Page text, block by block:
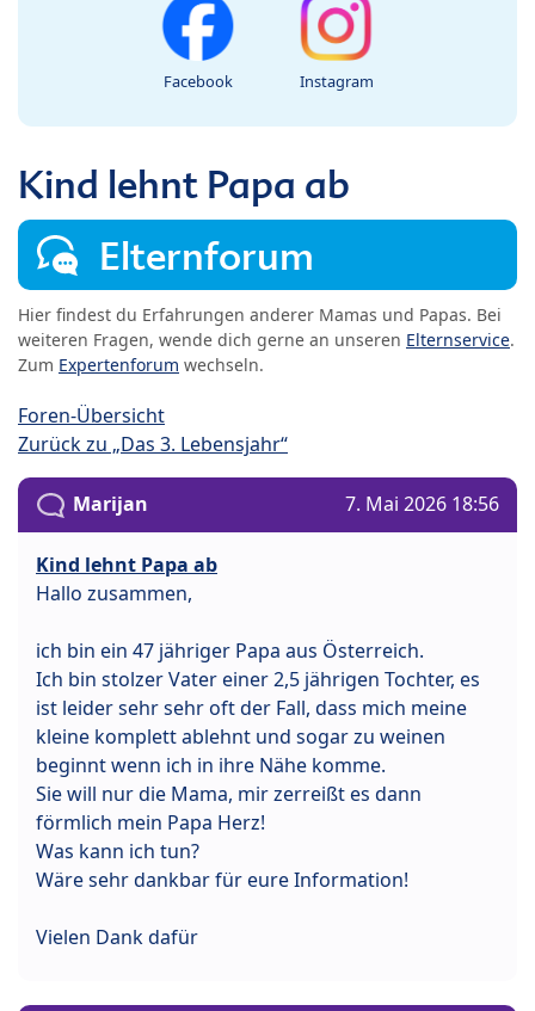
Facebook Instagram
Kind lehnt Papa ab
Elternforum
Hier findest du Erfahrungen anderer Mamas und Papas. Bei
weiteren Fragen, wende dich gerne an unseren Elternservice.
Zum Expertenforum wechseln.
Foren-Übersicht
Zurück zu „Das 3. Lebensjahr“
Marijan 7. Mai 2026 18:56
Kind lehnt Papa ab
Hallo zusammen,
ich bin ein 47 jähriger Papa aus Österreich.
Ich bin stolzer Vater einer 2,5 jährigen Tochter, es
ist leider sehr sehr oft der Fall, dass mich meine
kleine komplett ablehnt und sogar zu weinen
beginnt wenn ich in ihre Nähe komme.
Sie will nur die Mama, mir zerreißt es dann
förmlich mein Papa Herz!
Was kann ich tun?
Wäre sehr dankbar für eure Information!
Vielen Dank dafür